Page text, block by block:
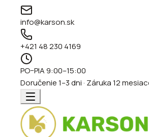
info@karson.sk
+421 48 230 4169
PO–PIA 9:00–15:00
Doručenie 1–3 dni · Záruka 12